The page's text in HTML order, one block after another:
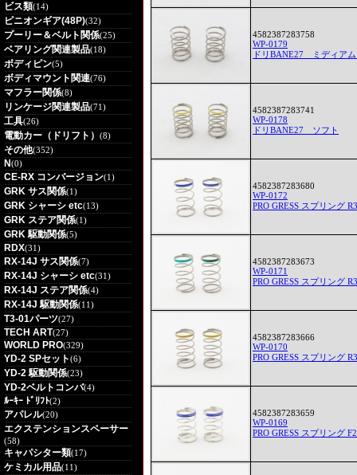
ビス類(14)
ピニオンギア(48P)(32)
プーリー＆ベルト関係(25)
ベアリング関連製品(18)
ボディピン(5)
ボディマウント関連(76)
マフラー関係(8)
リンケージ関連製品(71)
工具(26)
電動カー（ドリフト） (8)
その他(352)
N(0)
CE-RX コンバージョン(1)
GRK サス関係(1)
GRK シャーシ etc(13)
GRK ステア関係(1)
GRK 駆動関係(5)
RDX(31)
RX-14J サス関係(7)
RX-14J シャーシ etc(31)
RX-14J ステア関係(4)
RX-14J 駆動関係(11)
T3-01パーツ(27)
TECH ART(27)
WORLD PRO(329)
YD-2 SPセット(6)
YD-2 駆動関係(23)
YD-2ベルトコンバ(4)
ﾙｰｷｰ ﾄﾞﾘﾌﾄ(2)
アパレル(20)
エクステンションスペーサー
(58)
キャパシター類(17)
ケミカル用品(11)
4582387283758
WP-0179
ドリBANE27 ミディア
4582387283741
WP-0178
ドリBANE27 ソフト
4582387283680
WP-0172
PRO GRESS スプリング
4582387283673
WP-0171
PRO GRESS スプリング
4582387283666
WP-0170
PRO GRESS スプリング
4582387283659
WP-0169
PRO GRESS スプリング